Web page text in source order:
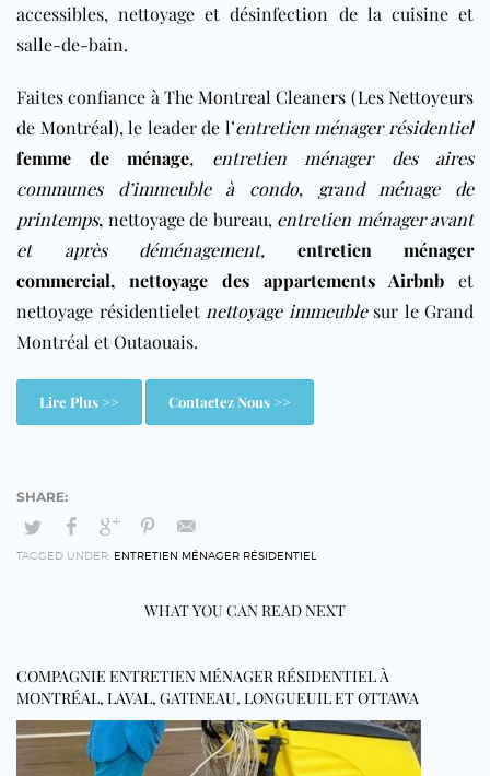
accessibles, nettoyage et désinfection de la cuisine et
salle-de-bain.
Faites confiance àThe Montreal Cleaners (Les Nettoyeurs
de Montréal), le leader de l’entretien ménager résidentiel
femme de ménage,
entretien ménager des aires
communes d’immeuble à condo, grand ménage de
printemps, nettoyage de bureau, entretien ménager avant
et après déménagement, entretien ménager
commercial, nettoyage des appartements Airbnb et
nettoyage résidentielet nettoyage immeublesur le Grand
Montréal et Outaouais.
Lire Plus >> Contactez Nous >>
TAGGED UNDER: ENTRETIEN MÉNAGER RÉSIDENTIEL
WHAT YOU CAN READ NEXT
COMPAGNIE ENTRETIEN MÉNAGER RÉSIDENTIEL À
MONTRÉAL, LAVAL, GATINEAU, LONGUEUIL ET OTTAWA